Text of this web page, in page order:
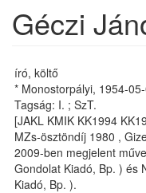
Géczi
író, költő
* Monostorpályi, 1954-
Tagság: I. ; SzT.
[JAKL KMIK KK1994
MZs-ösztöndíj 1980 ,
2009-ben megjelent
Gondolat Kiadó, Bp. ) és
Kiadó, Bp. ).